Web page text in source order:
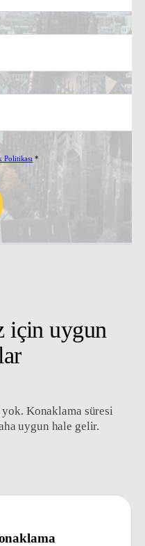
Politikası *
için uygun
Konaklama süresi
uygun hale gelir.